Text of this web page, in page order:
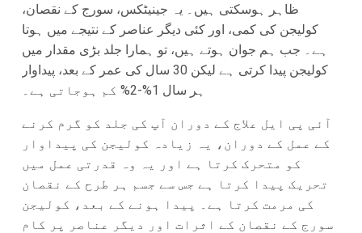
ظاہر ہوسکتی ہیں۔ یہ جینیٹکس، سورج کے نقصان،
کولیجن کی کمی، اور کئی دیگر عناصر کے نتیجے میں ہوتا
ہے۔ جب ہم جوان ہوتے ہیں، تو ہمارا جلد بڑی مقدار میں
کولیجن پیدا کرتی ہے لیکن 30 سال کی عمر کے بعد، پیداوار
ہر سال 1%-2% کم ہوجاتی ہے۔
آئی پی ایل علاج کے دوران آپ کی جلد کو گرم کرنے
کے عمل کے دوران، یہ زیادہ کولیجن کی پیداوار
کو متحرک کرتا ہے اور یہ وہ قدرتی عمل میں
تحریک پیدا کرتا ہے جس سے جسم ہر طرح کے نقصان
کی مرمت کرتا ہے۔ پیدا ہونے کے بعد، کولیجن
سورج کے نقصان کے اثرات اور دیگر عناصر پر کام